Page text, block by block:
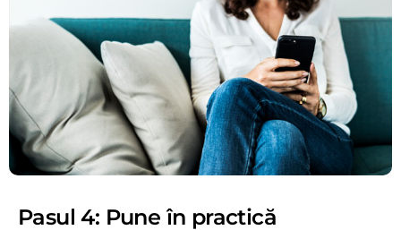
Pasul 4: Pune în practică